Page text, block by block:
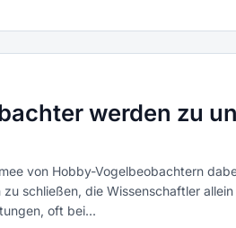
werden zu
von Hobby-Vogelbeobachtern
schließen, die Wissenschaftler allein
oft bei...